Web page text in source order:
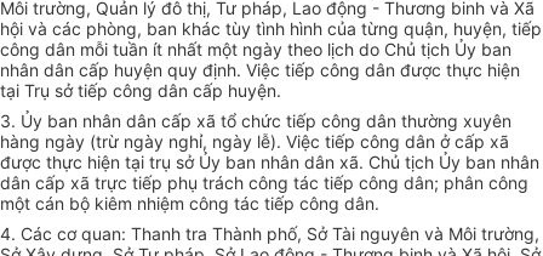
Môi trường, Quản lý đô thị, Tư pháp, Lao động - Thương binh và Xã
hội và các phòng, ban khác tùy tình hình của từng quận, huyện, tiếp
công dân mỗi tuần ít nhất một ngày theo lịch do Chủ tịch Ủy ban
nhân dân cấp huyện quy định. Việc tiếp công dân được thực hiện
tại Trụ sở tiếp công dân cấp huyện.
3. Ủy ban nhân dân cấp xã tổ chức tiếp công dân thường xuyên
hàng ngày (trừ ngày nghỉ, ngày lễ). Việc tiếp công dân ở cấp xã
được thực hiện tại trụ sở Ủy ban nhân dân xã. Chủ tịch Ủy ban nhân
dân cấp xã trực tiếp phụ trách công tác tiếp công dân; phân công
một cán bộ kiêm nhiệm công tác tiếp công dân.
4. Các cơ quan: Thanh tra Thành phố, Sở Tài nguyên và Môi trường,